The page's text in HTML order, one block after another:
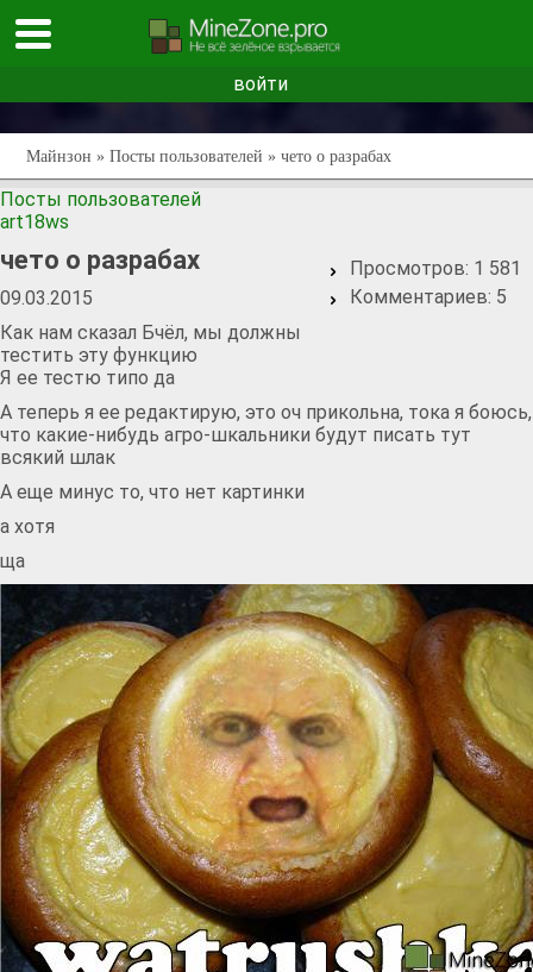
войти
Майнзон » Посты пользователей » чето о разрабах
Посты пользователей
art18ws
Просмотров: 1 581
Комментариев: 5
чето о разрабах
09.03.2015
Как нам сказал Бчёл, мы должны
тестить эту функцию
Я ее тестю типо да
А теперь я ее редактирую, это оч прикольна, тока я боюсь,
что какие-нибудь агро-шкальники будут писать тут
всякий шлак
А еще минус то, что нет картинки
а хотя
ща